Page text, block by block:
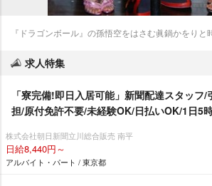
『ドラゴンボール』の孫悟空をはさむ眞鍋かをりと
求人特集
「寮完備!即日入居可能」新聞配達スタッフ
担/原付免許不要/未経験OK/日払いOK/1日5
株式会社朝日新聞立川総合販売 南平
日給8,440円～
アルバイト・パート / 東京都